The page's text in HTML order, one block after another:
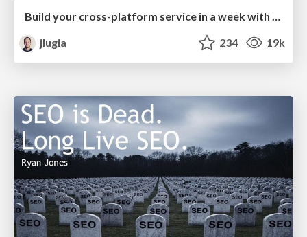
Build your cross-platform service in a week with App Engine
jlugia
234 19k